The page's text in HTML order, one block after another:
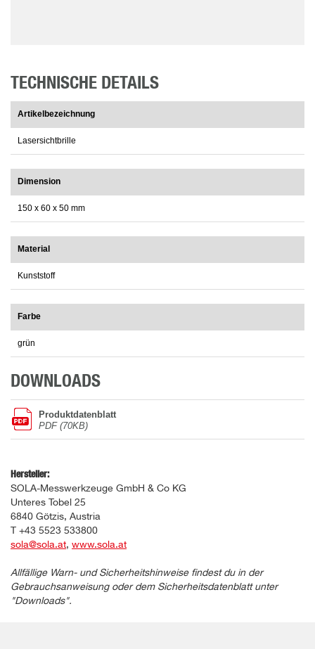
TECHNISCHE DETAILS
Artikelbezeichnung
Lasersichtbrille
Dimension
150 x 60 x 50 mm
Material
Kunststoff
Farbe
grün
DOWNLOADS
Produktdatenblatt
PDF (70KB)
Hersteller:
SOLA-Messwerkzeuge GmbH & Co KG
Unteres Tobel 25
6840 Götzis, Austria
T +43 5523 533800
sola@sola.at, www.sola.at
Allfällige Warn- und Sicherheitshinweise findest du in der
Gebrauchsanweisung oder dem Sicherheitsdatenblatt unter
"Downloads".